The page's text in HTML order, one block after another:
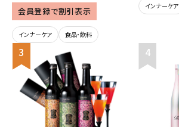
会員登録で割引表示
インナーケア 食品・飲料
インナーケア